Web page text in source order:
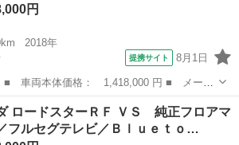
円
2018年
提携サイト 8月1日
名： ＣＸ－３ ■ グレード名： ４ＷＤ
ッケージ 新品タイヤ／保証書／純正 ＨＤ
3
ロードスターＲＦ ＶＳ 純正フロアマ
フルセグテレビ／Ｂｌｕｅｔｏ…